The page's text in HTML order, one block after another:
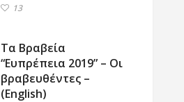
13
Τα Βραβεία
“Ευπρέπεια 2019” – Οι
βραβευθέντες –
(English)